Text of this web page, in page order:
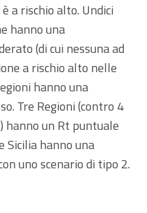
a rischio alto. Undici
hanno una
(di cui nessuna ad
a rischio alto nelle
hanno una
Tre Regioni (contro 4
un Rt puntuale
Sicilia hanno una
uno scenario di tipo 2.